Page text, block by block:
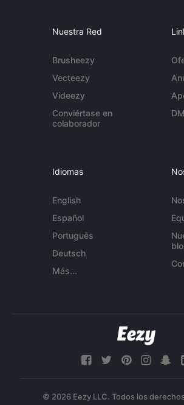
Nuestra Red
Brusheezy
Vecteezy
Videezy
Conviértase en
colaborador
Idiomas
English
Español
Português
Deutsch
Más...
© 2026 Eezy LLC. Todos los